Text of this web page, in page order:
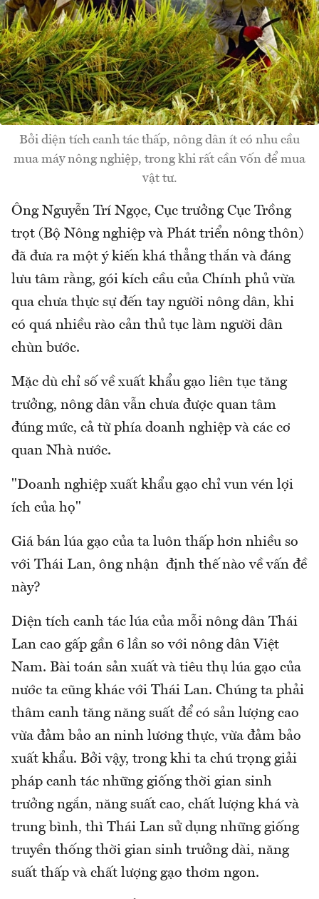
Bởi diện tích canh tác thấp, nông dân ít có nhu cầu
mua máy nông nghiệp, trong khi rất cần vốn để mua
vật tư.
Ông Nguyễn Trí Ngọc, Cục trưởng Cục Trồng
trọt (Bộ Nông nghiệp và Phát triển nông thôn)
đã đưa ra một ý kiến khá thẳng thắn và đáng
lưu tâm rằng, gói kích cầu của Chính phủ vừa
qua chưa thực sự đến tay người nông dân, khi
có quá nhiều rào cản thủ tục làm người dân
chùn bước.
Mặc dù chỉ số về xuất khẩu gạo liên tục tăng
trưởng, nông dân vẫn chưa được quan tâm
đúng mức, cả từ phía doanh nghiệp và các cơ
quan Nhà nước.
"Doanh nghiệp xuất khẩu gạo chỉ vun vén lợi
ích của họ"
Giá bán lúa gạo của ta luôn thấp hơn nhiều so
với Thái Lan, ông nhận định thế nào về vấn đề
này?
Diện tích canh tác lúa của mỗi nông dân Thái
Lan cao gấp gần 6 lần so với nông dân Việt
Nam. Bài toán sản xuất và tiêu thụ lúa gạo của
nước ta cũng khác với Thái Lan. Chúng ta phải
thâm canh tăng năng suất để có sản lượng cao
vừa đảm bảo an ninh lương thực, vừa đảm bảo
xuất khẩu. Bởi vậy, trong khi ta chú trọng giải
pháp canh tác những giống thời gian sinh
trưởng ngắn, năng suất cao, chất lượng khá và
trung bình, thì Thái Lan sử dụng những giống
truyền thống thời gian sinh trưởng dài, năng
suất thấp và chất lượng gạo thơm ngon.